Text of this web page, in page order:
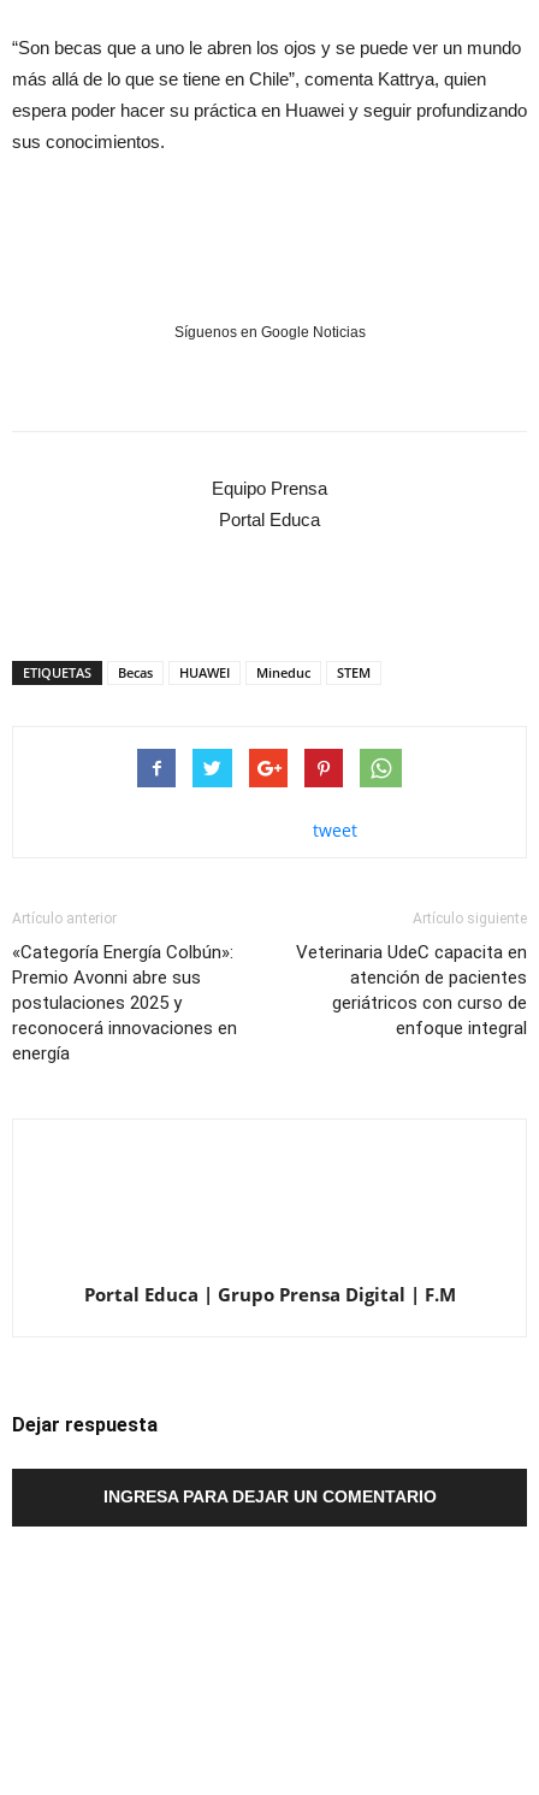
“Son becas que a uno le abren los ojos y se puede ver un mundo
más allá de lo que se tiene en Chile”, comenta Kattrya, quien
espera poder hacer su práctica en Huawei y seguir profundizando
sus conocimientos.
Síguenos en Google Noticias
Equipo Prensa
Portal Educa
ETIQUETAS Becas HUAWEI Mineduc STEM
tweet
Artículo anterior
«Categoría Energía Colbún»:
Premio Avonni abre sus
postulaciones 2025 y
reconocerá innovaciones en
energía
Artículo siguiente
Veterinaria UdeC capacita en
atención de pacientes
geriátricos con curso de
enfoque integral
Portal Educa | Grupo Prensa Digital | F.M
Dejar respuesta
INGRESA PARA DEJAR UN COMENTARIO